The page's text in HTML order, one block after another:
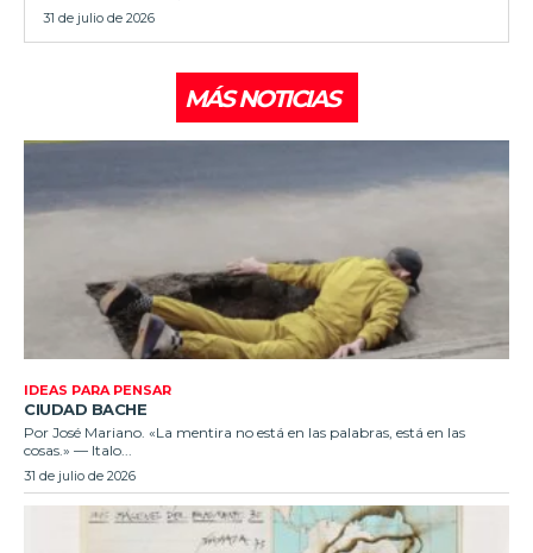
31 de julio de 2026
MÁS NOTICIAS
IDEAS PARA PENSAR
CIUDAD BACHE
Por José Mariano. «La mentira no está en las palabras, está en las
cosas.» — Italo...
31 de julio de 2026